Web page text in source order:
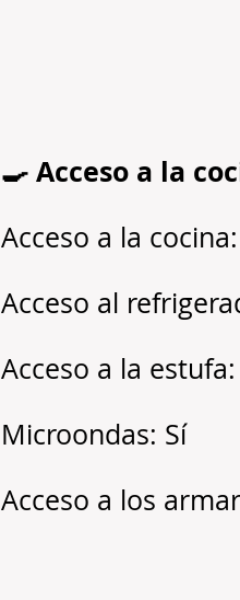
🍳 Acceso a la
Acceso a la
Acceso al
Acceso a la estufa:
Microondas: Sí
Acceso a los